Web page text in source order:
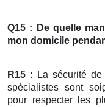
Q15 : De quelle
mon domicile
R15 : La sécurité
spécialistes sont
pour respecter les